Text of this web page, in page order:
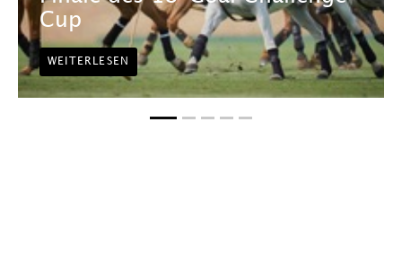
Cup
WEITERLESEN